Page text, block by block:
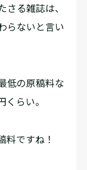
る雑誌は、
らないと言い
低の原稿料な
らい。
ですね！